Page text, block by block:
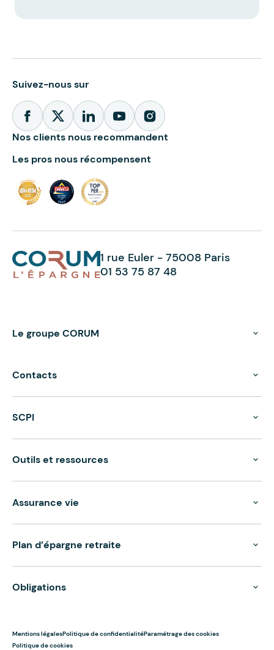
Suivez-nous sur
Nos clients nous recommandent
Les pros nous récompensent
1 rue Euler - 75008 Paris
01 53 75 87 48
Le groupe CORUM
Contacts
SCPI
Outils et ressources
Assurance vie
Plan d’épargne retraite
Obligations
Mentions légalesPolitique de confidentialitéParamétrage des cookies
Politique de cookies